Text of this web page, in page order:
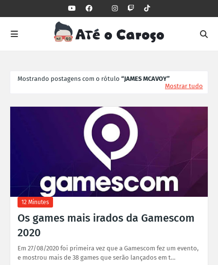
Mostrando postagens com o rótulo
JAMES MCAVOY
Mostrar tudo
12 Minutes
Os games mais irados da Gamescom
2020
Em 27/08/2020 foi primeira vez que a Gamescom fez um evento,
e mostrou mais de 38 games que serão lançados em t…